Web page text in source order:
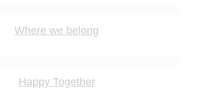
Where we belong
Happy Together